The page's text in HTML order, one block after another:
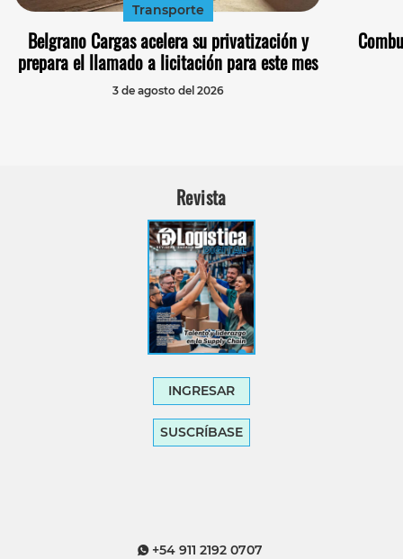
Transporte
Belgrano Cargas acelera su privatización y
prepara el llamado a licitación para este mes
3 de agosto del 2026
Revista
INGRESAR
SUSCRÍBASE
+54 911 2192 0707